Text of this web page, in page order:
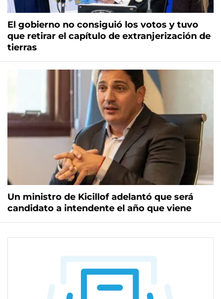
El gobierno no consiguió los votos y tuvo
que retirar el capítulo de extranjerización de
tierras
Un ministro de Kicillof adelantó que será
candidato a intendente el año que viene